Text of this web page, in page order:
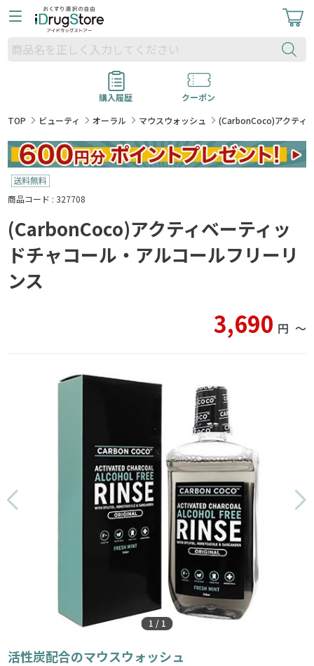
購入履歴
クーポン
TOP
ビューティ オーラル マウスウォッシュ (CarbonCoco)アクティ
商品コード : 327708
(CarbonCoco)アクティベーティッ
ドチャコール・アルコールフリーリ
ンス
3,690 円 〜
1 / 1
活性炭配合のマウスウォッシュ